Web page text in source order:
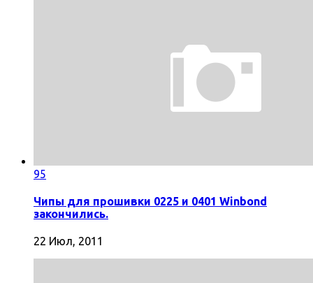
95
Чипы для прошивки 0225 и 0401 Winbond
закончились.
22 Июл, 2011